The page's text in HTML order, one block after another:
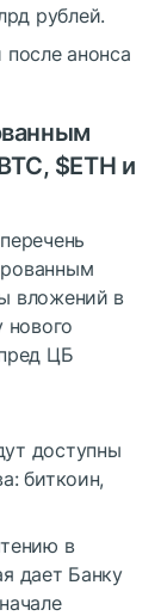
рублей.
после анонса
, $ETH и
вложений в
нового
ЦБ
доступны
биткоин,
в
дает Банку